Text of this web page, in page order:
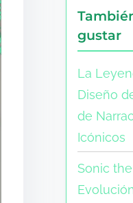
gustar
La
Diseño
de
Icónicos
Sonic